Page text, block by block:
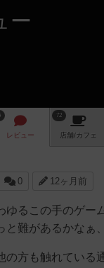
ー
レビュー
72
店舗/カフェ
0 12ヶ月前
るこの手のゲー
と難があるかなぁ
方も触れている